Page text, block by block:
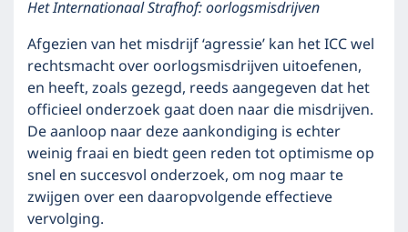
Het Internationaal Strafhof: oorlogsmisdrijven
Afgezien van het misdrijf ‘agressie’ kan het ICC wel
rechtsmacht over oorlogsmisdrijven uitoefenen,
en heeft, zoals gezegd, reeds aangegeven dat het
officieel onderzoek gaat doen naar die misdrijven.
De aanloop naar deze aankondiging is echter
weinig fraai en biedt geen reden tot optimisme op
snel en succesvol onderzoek, om nog maar te
zwijgen over een daaropvolgende effectieve
vervolging.